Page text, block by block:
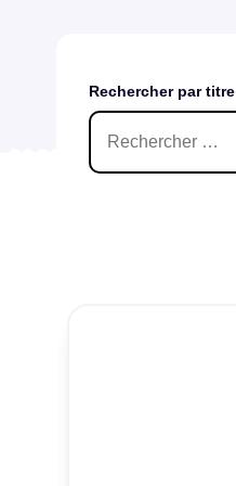
Rechercher par titre